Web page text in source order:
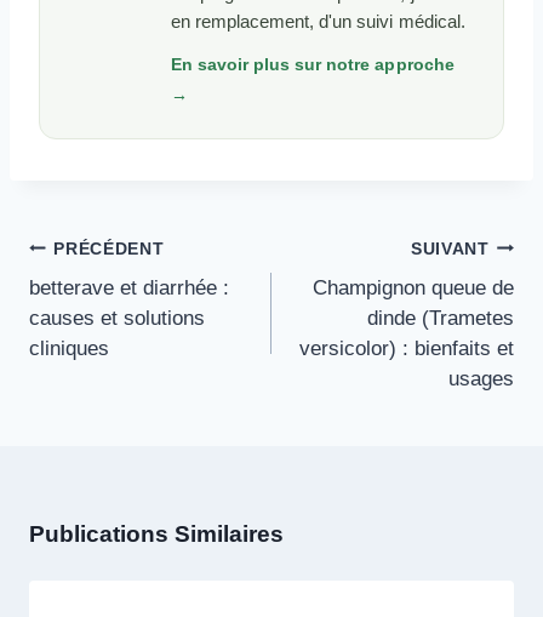
en remplacement, d'un suivi médical.
En savoir plus sur notre approche
→
Navigation
De
L’article
PRÉCÉDENT
betterave et diarrhée :
causes et solutions
cliniques
SUIVANT
Champignon queue de
dinde (Trametes
versicolor) : bienfaits et
usages
Publications Similaires